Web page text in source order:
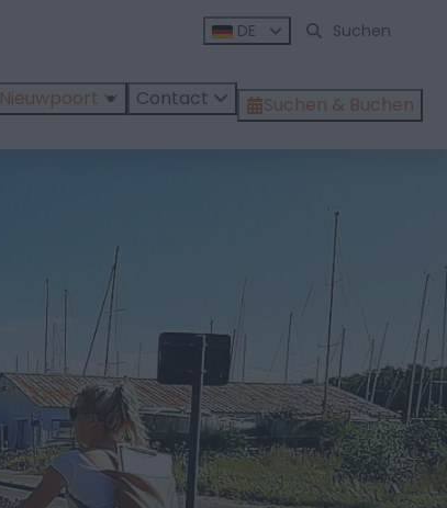
DE
Nieuwpoort Contact Suchen & Buchen